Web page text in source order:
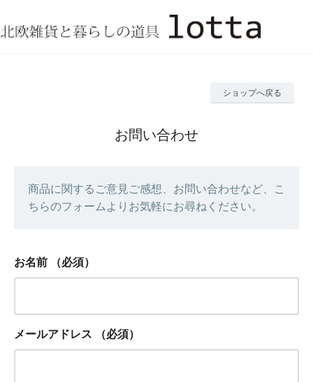
ショップへ戻る
お問い合わせ
商品に関するご意見ご感想、お問い合わせなど、こ
ちらのフォームよりお気軽にお尋ねください。
お名前 （必須）
メールアドレス （必須）